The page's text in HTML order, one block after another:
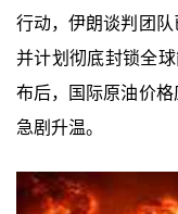
行动，伊朗谈判团队
并计划彻底封锁全
布后，国际原油价
急剧升温。